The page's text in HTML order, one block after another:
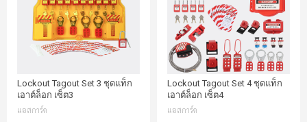
Lockout Tagout Set 3 ชุดแท็ก
เอาต์ล็อก เซ็ต3
แอสการ์ด
Lockout Tagout Set 4 ชุดแท็ก
เอาต์ล็อก เซ็ต4
แอสการ์ด